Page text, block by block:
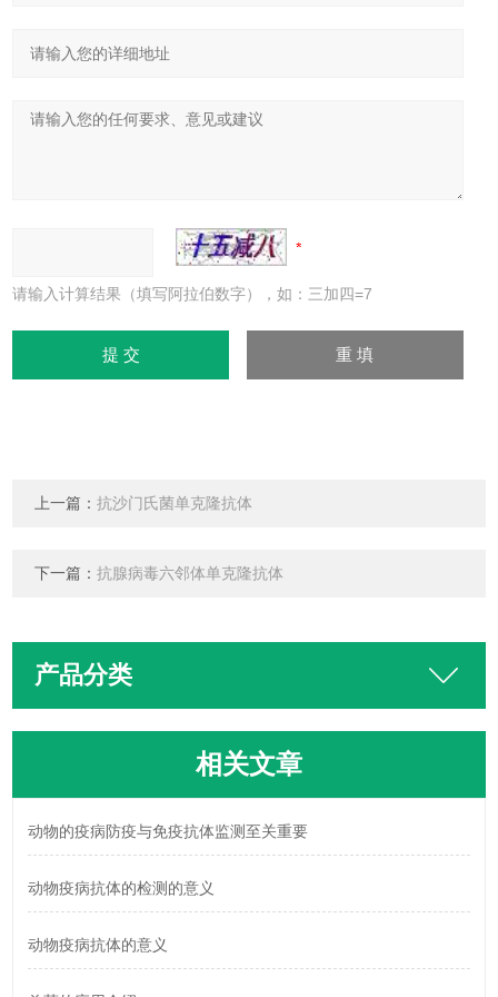
请输入计算结果（填写阿拉伯数字），如：三加四=7
上一篇：抗沙门氏菌单克隆抗体
下一篇：抗腺病毒六邻体单克隆抗体
产品分类
相关文章
动物的疫病防疫与免疫抗体监测至关重要
动物疫病抗体的检测的意义
动物疫病抗体的意义